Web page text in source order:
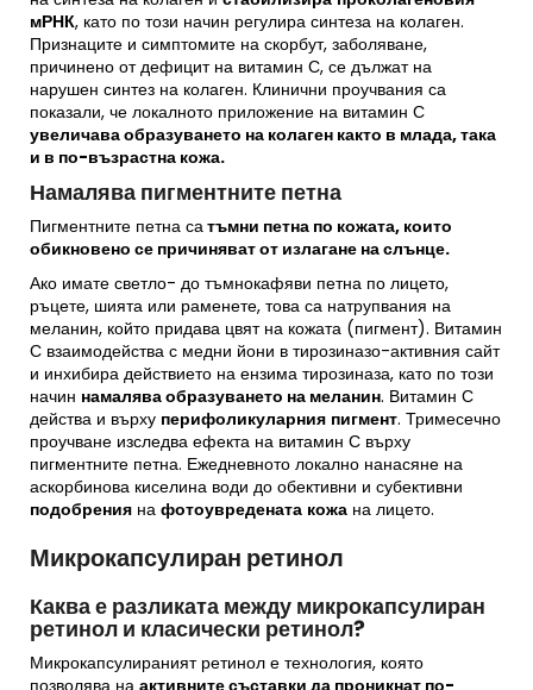
мРНК, като по този начин регулира синтеза на колаген.
Признаците и симптомите на скорбут, заболяване,
причинено от дефицит на витамин С, се дължат на
нарушен синтез на колаген. Клинични проучвания са
показали, че локалното приложение на витамин С
увеличава образуването на колаген както в млада, така
и в по-възрастна кожа.
Намалява пигментните петна
Пигментните петна сатъмни петна по кожата, които
обикновено се причиняват от излагане на слънце.
Ако имате светло- до тъмнокафяви петна по лицето,
ръцете, шията или раменете, това са натрупвания на
меланин, който придава цвят на кожата (пигмент). Витамин
С взаимодейства с медни йони в тирозиназо-активния сайт
и инхибира действието на ензима тирозиназа, като по този
начин намалява образуването на меланин. Витамин С
действа и върху перифоликуларния пигмент. Тримесечно
проучване изследва ефекта на витамин С върху
пигментните петна. Ежедневното локално нанасяне на
аскорбинова киселина води до обективни и субективни
подобрения на фотоувредената кожа на лицето.
Микрокапсулиран ретинол
Каква е разликата между микрокапсулиран
ретинол и класически ретинол?
Микрокапсулираният ретинол е технология, която